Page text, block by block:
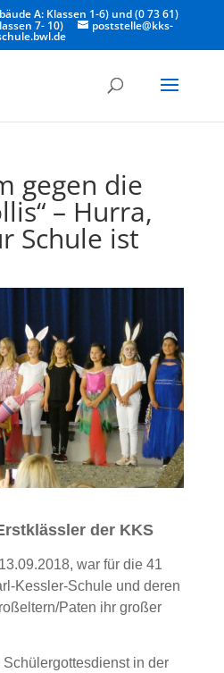
A: Klassen 1-6) und (0 73 61)
7- 10) poststelle@kks-
gegen die
– Hurra,
Schule ist
der KKS
war für die 41
Kessler-Schule und deren
Paten ihr großer
in der